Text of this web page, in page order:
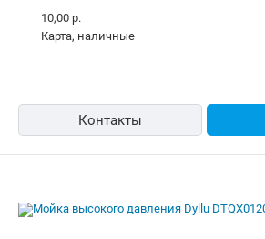
10,00 р.
карта, наличные
Контакты